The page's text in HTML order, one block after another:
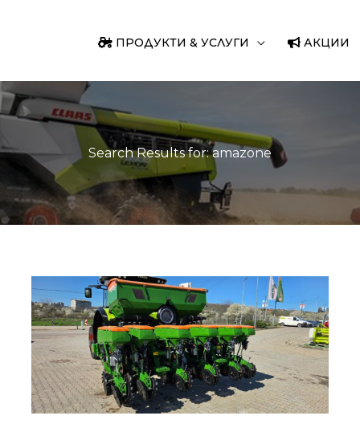
ПРОДУКТИ & УСЛУГИ АКЦИИ
Search Results for:amazone
Пролетна
сеялка
марка
AMAZONE
модел
PRECEA
4500-